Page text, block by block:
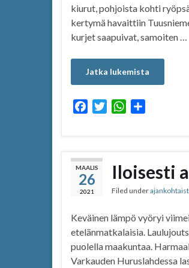
kiurut, pohjoista kohti
kertymä havaittiin
kurjet saapuivat, samoiten …
Jatka lukemista
c
e
b
o
o
i
t
W
a
t
A
p
a
r
MAALIS
26
2021
Iloisesti
Filed under
Keväinen lämpö vyöryi
etelänmatkalaisia.
puolella maakuntaa.
Varkauden Huruslahdessa